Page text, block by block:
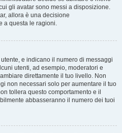
gli avatar sono messi a disposizione.
allora è una decisione
a questa le ragioni.
e indicano il numero di messaggi
utenti, ad esempio, moderatori e
direttamente il tuo livello. Non
non necessari solo per aumentare il tuo
tollera questo comportamento e il
abbasseranno il numero dei tuoi